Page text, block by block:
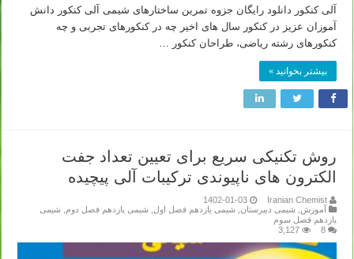
آلی کنکور دانلود رایگان جزوه تمرین ساختارهای شیمی آلی کنکور دانش
آموزان عزیز در کنکور سال های اخیر چه در کنکورهای تجربی و چه
کنکورهای رشته ریاضی، طراحان کنکور …
بیشتر بخوانید »
روش تکنیکی سریع برای تعیین تعداد جفت
الکترون های ناپیوندی ترکیبات آلی پیچیده
Iranian Chemist
1402-01-03
آموزش شیمی دبیرستان شیمی یازدهم فصل اول شیمی یازدهم فصل دوم شیمی
یازدهم فصل سوم
8
3,127